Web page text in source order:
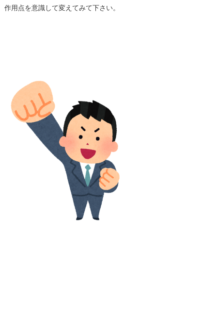
作用点を意識して変えてみて下さい。